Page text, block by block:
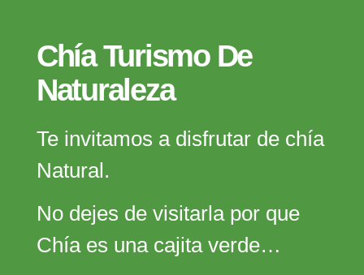
Chía Turismo De
Naturaleza
Te invitamos a disfrutar de chía
Natural.
No dejes de visitarla por que
Chía es una cajita verde…